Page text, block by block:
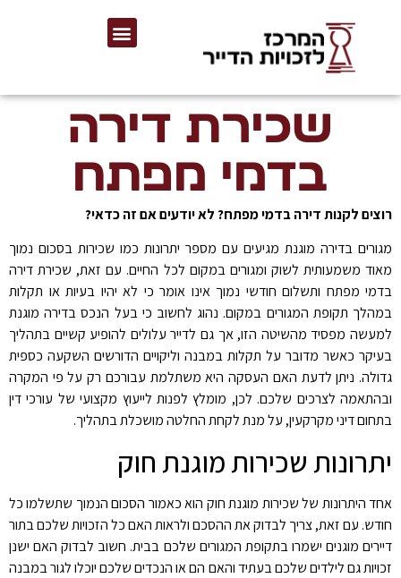
שכירת דירה
בדמי מפתח
רוצים לקנות דירה בדמי מפתח? לא יודעים אם זה כדאי?
מגורים בדירה מוגנת מגיעים עם מספר יתרונות כמו שכירות בסכום נמוך
מאוד משמעותית לשוק ומגורים במקום לכל החיים. עם זאת, שכירת דירה
בדמי מפתח ותשלום חודשי נמוך אינו אומר כי לא יהיו בעיות או תקלות
במהלך תקופת המגורים במקום. נהוג לחשוב כי בעל הנכס בדירה מוגנת
למעשה מפסיד מהשיטה הזו, אך גם לדייר עלולים להופיע קשיים בתהליך
בעיקר כאשר מדובר על תקלות במבנה וליקויים הדורשים השקעה כספית
גדולה. ניתן לדעת האם העסקה היא משתלמת עבורכם רק על פי המקרה
ובהתאמה לצרכים שלכם. לכן, מומלץ לפנות לייעוץ מקצועי של עורכי דין
בתחום דיני מקרקעין, על מנת לקחת החלטה מושכלת בתהליך.
יתרונות שכירות מוגנת חוק
אחד היתרונות של שכירות מוגנת חוק הוא כאמור הסכום הנמוך שתשלמו כל
חודש. עם זאת, צריך לבדוק את ההסכם ולראות האם כל הזכויות שלכם בתור
דיירים מוגנים ישמרו בתקופת המגורים שלכם בבית. חשוב לבדוק האם ישנן
זכויות גם לילדים שלכם בעתיד והאם הם או הנכדים שלכם יוכלו לגור במבנה